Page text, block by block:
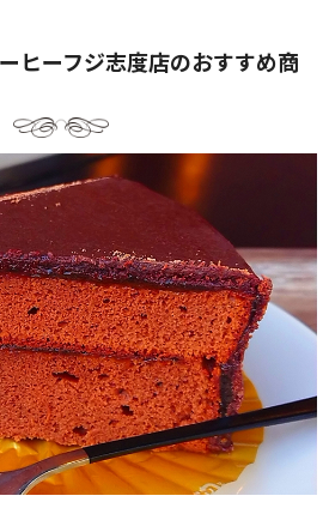
ヒーフジ志度店のおすすめ商